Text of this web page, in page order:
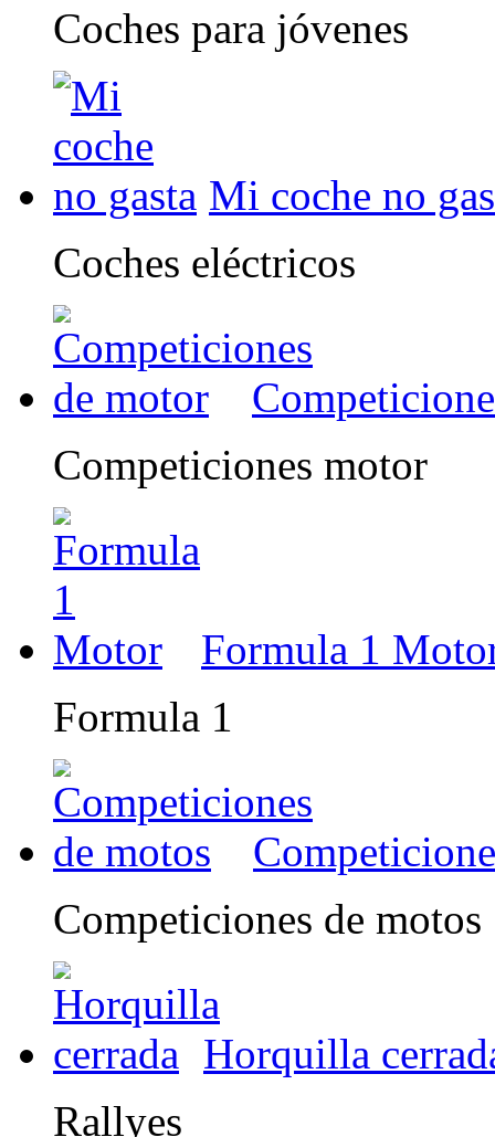
Coches para jóvenes
Mi coche no
Coches eléctricos
Competiciones motor
Formula 1
Formula 1
Competiciones de motos
Horquilla
Rallyes